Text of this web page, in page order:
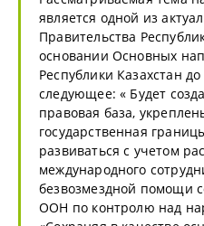
является одной из
Правительства
основании Основных
Республики Казахстан
следующее: « Будет
правовая база,
государственная
развиваться с учетом
международного
безвозмездной помощи
ООН по контролю над